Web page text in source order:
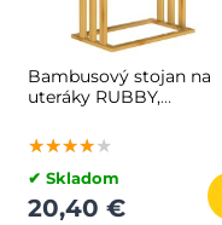
Bambusový stojan na
uteráky RUBBY,
★★★★★
★★★★★
★★★★★
✔ Skladom
20,40 €